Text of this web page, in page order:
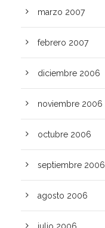
marzo 2007
febrero 2007
diciembre 2006
noviembre 2006
octubre 2006
septiembre 2006
agosto 2006